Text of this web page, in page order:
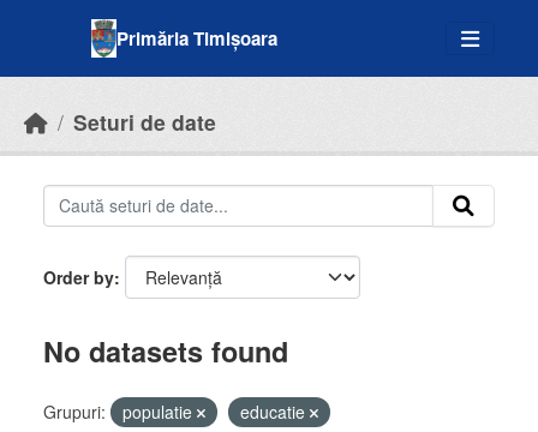
Primăria Timișoara
Seturi de date
Order by
No datasets found
Grupuri: populatie
educatie